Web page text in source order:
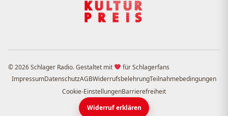
© 2026 Schlager Radio. Gestaltet mit
für Schlagerfans
ImpressumDatenschutzAGBWiderrufsbelehrungTeilnahmebedingungen
Cookie-EinstellungenBarrierefreiheit
Widerruf erklären